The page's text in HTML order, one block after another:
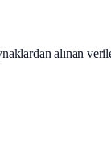
alınan